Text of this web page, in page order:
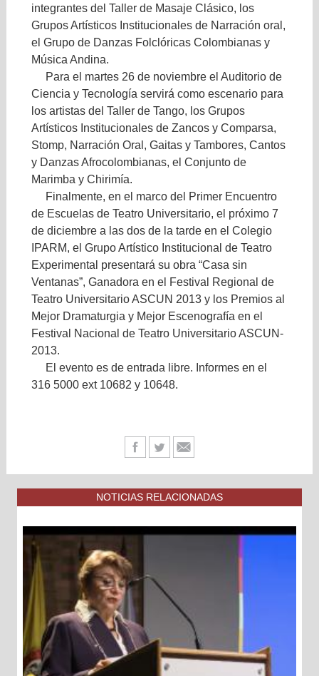
integrantes del Taller de Masaje Clásico, los
Grupos Artísticos Institucionales de Narración oral,
el Grupo de Danzas Folclóricas Colombianas y
Música Andina.
Para el martes 26 de noviembre el Auditorio de
Ciencia y Tecnología servirá como escenario para
los artistas del Taller de Tango, los Grupos
Artísticos Institucionales de Zancos y Comparsa,
Stomp, Narración Oral, Gaitas y Tambores, Cantos
y Danzas Afrocolombianas, el Conjunto de
Marimba y Chirimía.
Finalmente, en el marco del Primer Encuentro
de Escuelas de Teatro Universitario, el próximo 7
de diciembre a las dos de la tarde en el Colegio
IPARM, el Grupo Artístico Institucional de Teatro
Experimental presentará su obra “Casa sin
Ventanas”, Ganadora en el Festival Regional de
Teatro Universitario ASCUN 2013 y los Premios al
Mejor Dramaturgia y Mejor Escenografía en el
Festival Nacional de Teatro Universitario ASCUN-
2013.
El evento es de entrada libre. Informes en el
316 5000 ext 10682 y 10648.
NOTICIAS RELACIONADAS